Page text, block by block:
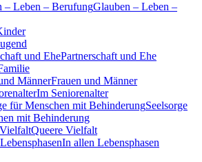
Glauben – Leben –
Partnerschaft und Ehe
Frauen und Männer
Im Seniorenalter
Seelsorge
mit Behinderung
Queere Vielfalt
In allen Lebensphasen